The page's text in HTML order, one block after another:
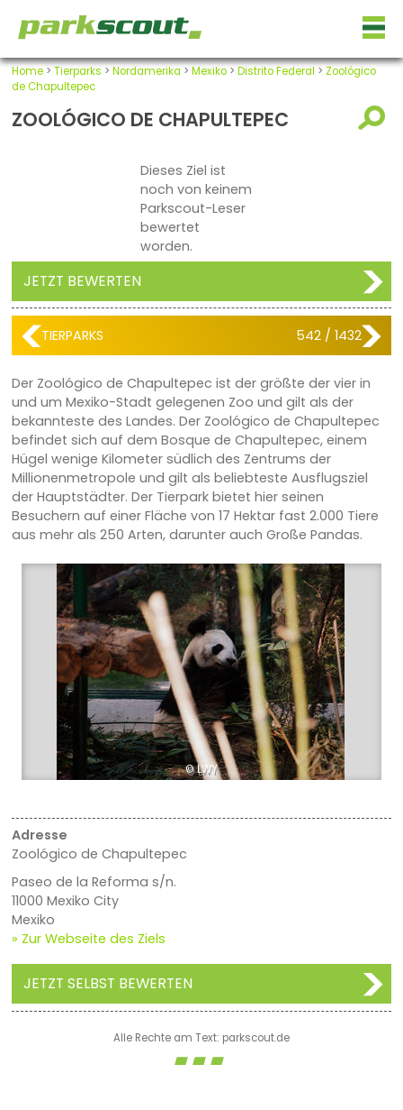
Home> Tierparks > Nordamerika > Mexiko> Distrito Federal > Zoológico
de Chapultepec
ZOOLÓGICO DE CHAPULTEPEC
Dieses Ziel ist
noch von keinem
Parkscout-Leser
bewertet
worden.
JETZT BEWERTEN
TIERPARKS 542 / 1432
Der Zoológico de Chapultepec ist der größte der vier in
und um Mexiko-Stadt gelegenen Zoo und gilt als der
bekannteste des Landes. Der Zoológico de Chapultepec
befindet sich auf dem Bosque de Chapultepec, einem
Hügel wenige Kilometer südlich des Zentrums der
Millionenmetropole und gilt als beliebteste Ausflugsziel
der Hauptstädter. Der Tierpark bietet hier seinen
Besuchern auf einer Fläche von 17 Hektar fast 2.000 Tiere
aus mehr als 250 Arten, darunter auch Große Pandas.
© LWY
Adresse
Zoológico de Chapultepec
Paseo de la Reforma s/n.
11000 Mexiko City
Mexiko
» Zur Webseite des Ziels
JETZT SELBST BEWERTEN
Alle Rechte am Text: parkscout.de